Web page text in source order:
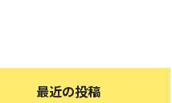
最近の投稿